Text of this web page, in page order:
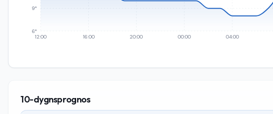
12:00 16:00 20:00 00:00 04:00
6°
9°
10-dygnsprognos